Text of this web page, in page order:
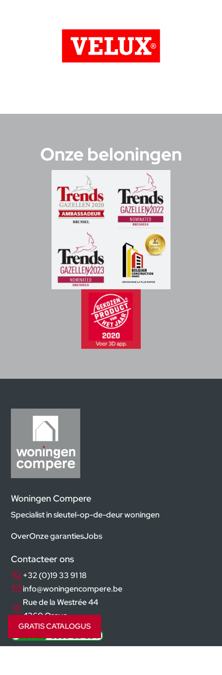
GRATIS CATALOGUS
Onze beloningen
Woningen Compere
Specialist in sleutel-op-de-deur woningen
OverOnze garantiesJobs
Contacteer ons
+32 (0)19 33 91 18
info@woningencompere.be
Rue de la Westrée 44
4360 Oreye